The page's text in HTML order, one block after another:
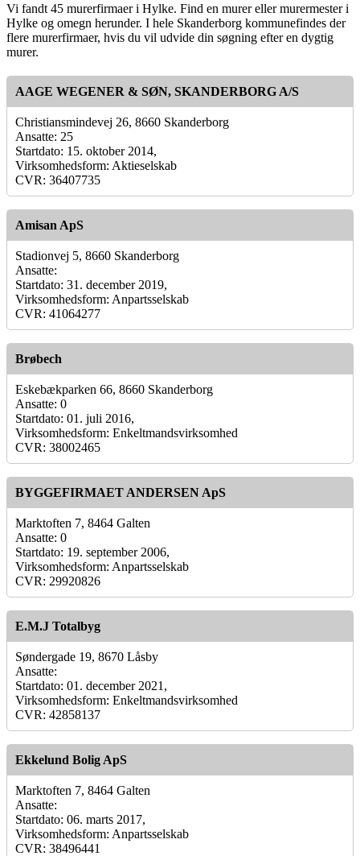
Vi fandt 45 murerfirmaer i Hylke. Find en murer eller murermester i
Hylke og omegn herunder. I hele Skanderborg kommunefindes der
flere murerfirmaer, hvis du vil udvide din søgning efter en dygtig
murer.
AAGE WEGENER & SØN, SKANDERBORG A/S
Christiansmindevej 26, 8660 Skanderborg
Ansatte: 25
Startdato: 15. oktober 2014,
Virksomhedsform: Aktieselskab
CVR: 36407735
Amisan ApS
Stadionvej 5, 8660 Skanderborg
Ansatte:
Startdato: 31. december 2019,
Virksomhedsform: Anpartsselskab
CVR: 41064277
Brøbech
Eskebækparken 66, 8660 Skanderborg
Ansatte: 0
Startdato: 01. juli 2016,
Virksomhedsform: Enkeltmandsvirksomhed
CVR: 38002465
BYGGEFIRMAET ANDERSEN ApS
Marktoften 7, 8464 Galten
Ansatte: 0
Startdato: 19. september 2006,
Virksomhedsform: Anpartsselskab
CVR: 29920826
E.M.J Totalbyg
Søndergade 19, 8670 Låsby
Ansatte:
Startdato: 01. december 2021,
Virksomhedsform: Enkeltmandsvirksomhed
CVR: 42858137
Ekkelund Bolig ApS
Marktoften 7, 8464 Galten
Ansatte:
Startdato: 06. marts 2017,
Virksomhedsform: Anpartsselskab
CVR: 38496441